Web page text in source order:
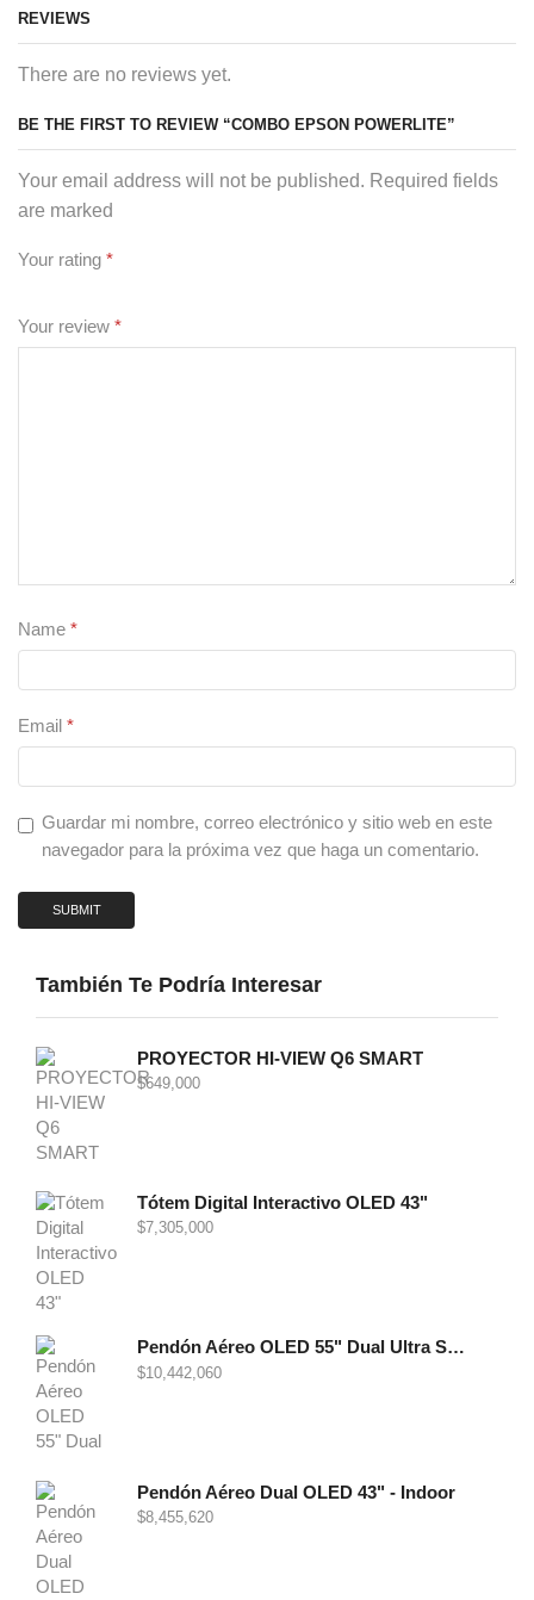
REVIEWS
There are no reviews yet.
BE THE FIRST TO REVIEW “COMBO EPSON POWERLITE”
Your email address will not be published. Required fields
are marked
Your rating *
Your review *
Name *
Email *
Guardar mi nombre, correo electrónico y sitio web en este
navegador para la próxima vez que haga un comentario.
También Te Podría Interesar
PROYECTOR HI-VIEW Q6 SMART
$649,000
Tótem Digital Interactivo OLED 43"
$7,305,000
Pendón Aéreo OLED 55" Dual Ultra Slim - Indoor
$10,442,060
Pendón Aéreo Dual OLED 43" - Indoor
$8,455,620